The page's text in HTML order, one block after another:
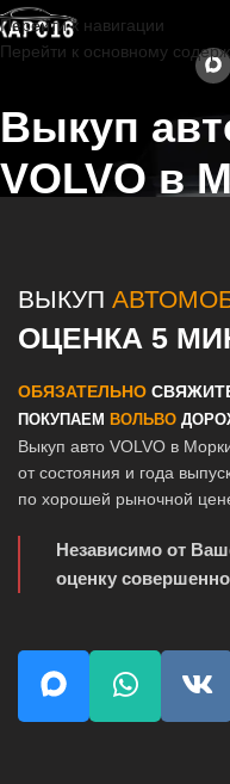
Перейти к навигации
Перейти к основному
Выкуп
VOLVO в
ВЫКУП
ОЦЕНКА 5
ОБЯЗАТЕЛЬНО
ПОКУПАЕМ ВОЛЬВО
Выкуп авто VOLVO в
от состояния и года
по хорошей рыночной
Независимо от
оценку